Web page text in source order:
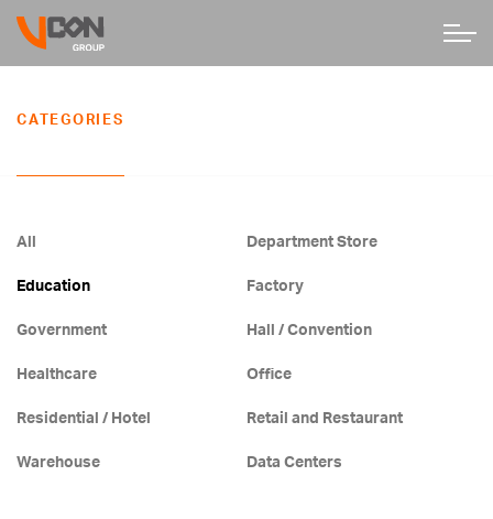
CATEGORIES
All Department Store
Education Factory
Government Hall / Convention
Healthcare Office
Residential / Hotel Retail and Restaurant
Warehouse Data Centers